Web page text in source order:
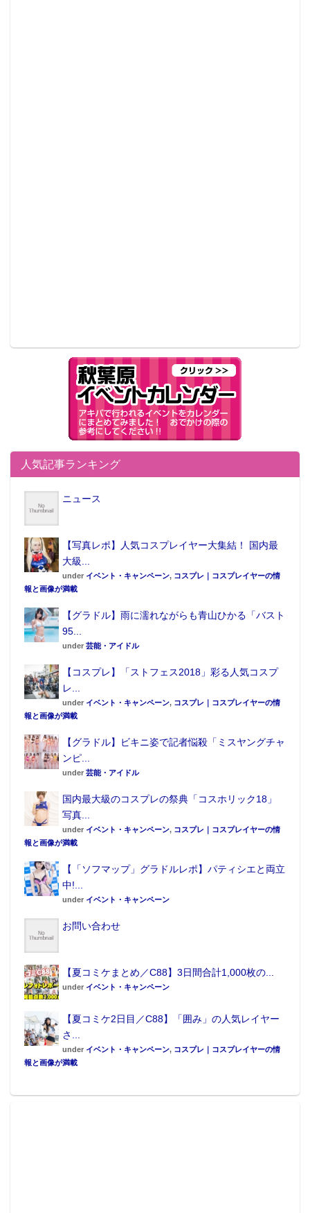
人気記事ランキング
ニュース
【写真レポ】人気コスプレイヤー大集結！ 国内最
大級...
under イベント・キャンペーン, コスプレ｜コスプレイヤーの情
報と画像が満載
【グラドル】雨に濡れながらも青山ひかる「バスト
95...
under 芸能・アイドル
【コスプレ】「ストフェス2018」彩る人気コスプ
レ...
under イベント・キャンペーン, コスプレ｜コスプレイヤーの情
報と画像が満載
【グラドル】ビキニ姿で記者悩殺「ミスヤングチャ
ンピ...
under 芸能・アイドル
国内最大級のコスプレの祭典「コスホリック18」
写真...
under イベント・キャンペーン, コスプレ｜コスプレイヤーの情
報と画像が満載
【「ソフマップ」グラドルレポ】パティシエと両立
中!...
under イベント・キャンペーン
お問い合わせ
【夏コミケまとめ／C88】3日間合計1,000枚の...
under イベント・キャンペーン
【夏コミケ2日目／C88】「囲み」の人気レイヤー
さ...
under イベント・キャンペーン, コスプレ｜コスプレイヤーの情
報と画像が満載